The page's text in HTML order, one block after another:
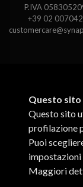
P.IVA
+39 02
Questo
Questo sito
profilazione
Puoi
impostazioni
Maggiori